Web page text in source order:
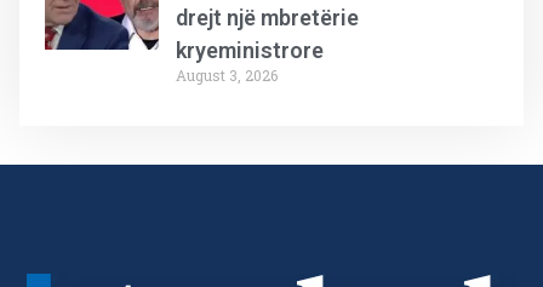
drejt një mbretërie
kryeministrore
August 3, 2026